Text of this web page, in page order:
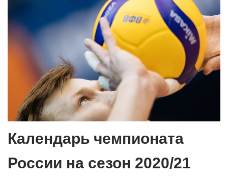
Календарь чемпионата
России на сезон 2020/21